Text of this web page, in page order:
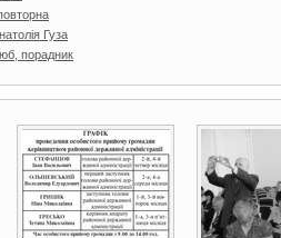
Гуза
порадник
3 фото